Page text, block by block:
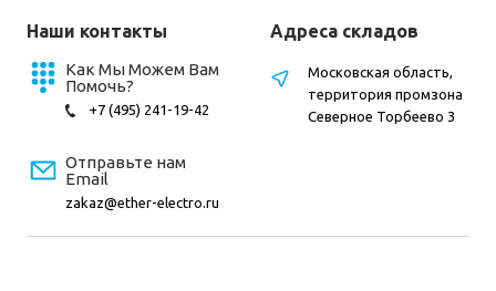
Наши контакты
Как Мы Можем Вам
Помочь?
+7 (495) 241-19-42
Отправьте нам
Email
zakaz@ether-electro.ru
Адреса складов
Московская область,
территория промзона
Северное Торбеево 3